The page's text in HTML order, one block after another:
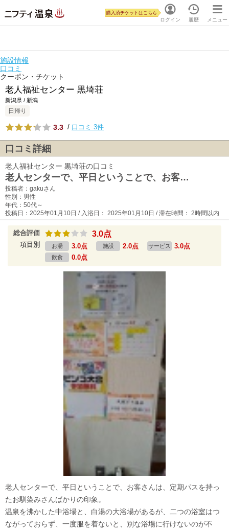
ログイン
購入済チケットはこちら
履歴 メニュー
施設情報
口コミ
クーポン・チケット
老人福祉センター 黒埼荘
新潟県 / 新潟
日帰り
3.3 / 口コミ 3件
口コミ詳細
老人福祉センター 黒埼荘の口コミ
老人センターで、平日ということで、お客…
投稿者：gakuさん
性別：男性
年代：50代～
投稿日：2025年01月10日 / 入浴日： 2025年01月10日 / 滞在時間： 2時間以内
総合評価 3.0点
項目別 お湯 3.0点 施設 2.0点 サービス 3.0点
飲食 0.0点
老人センターで、平日ということで、お客さんは、定期パスを持っ
たお馴染みさんばかりの印象。
温泉を沸かした中浴場と、白湯の大浴場があるが、二つの浴室はつ
ながっておらず、一度服を着ないと、別な浴場に行けないのが不